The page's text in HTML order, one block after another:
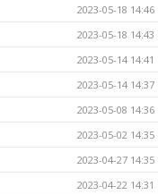
2023-05-18 14:46
2023-05-18 14:43
2023-05-14 14:41
2023-05-14 14:37
2023-05-08 14:36
2023-05-02 14:35
2023-04-27 14:35
2023-04-22 14:31